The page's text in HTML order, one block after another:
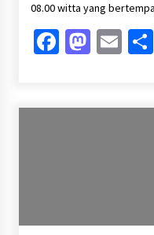
08.00 witta yang
Facebook